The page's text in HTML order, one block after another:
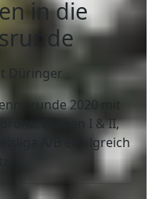
in die
Düringer
2020 mit
Damen I & II,
A/B erfolgreich